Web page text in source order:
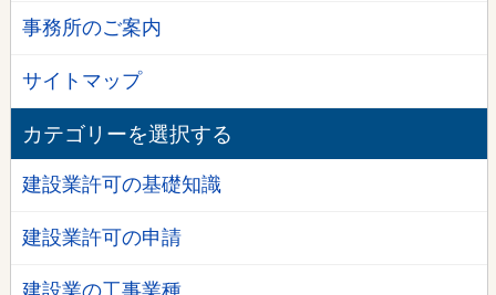
事務所のご案内
サイトマップ
カテゴリーを選択する
建設業許可の基礎知識
建設業許可の申請